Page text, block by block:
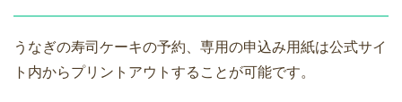
うなぎの寿司ケーキの予約、専用の申込み用紙は公式サイ
ト内からプリントアウトすることが可能です。